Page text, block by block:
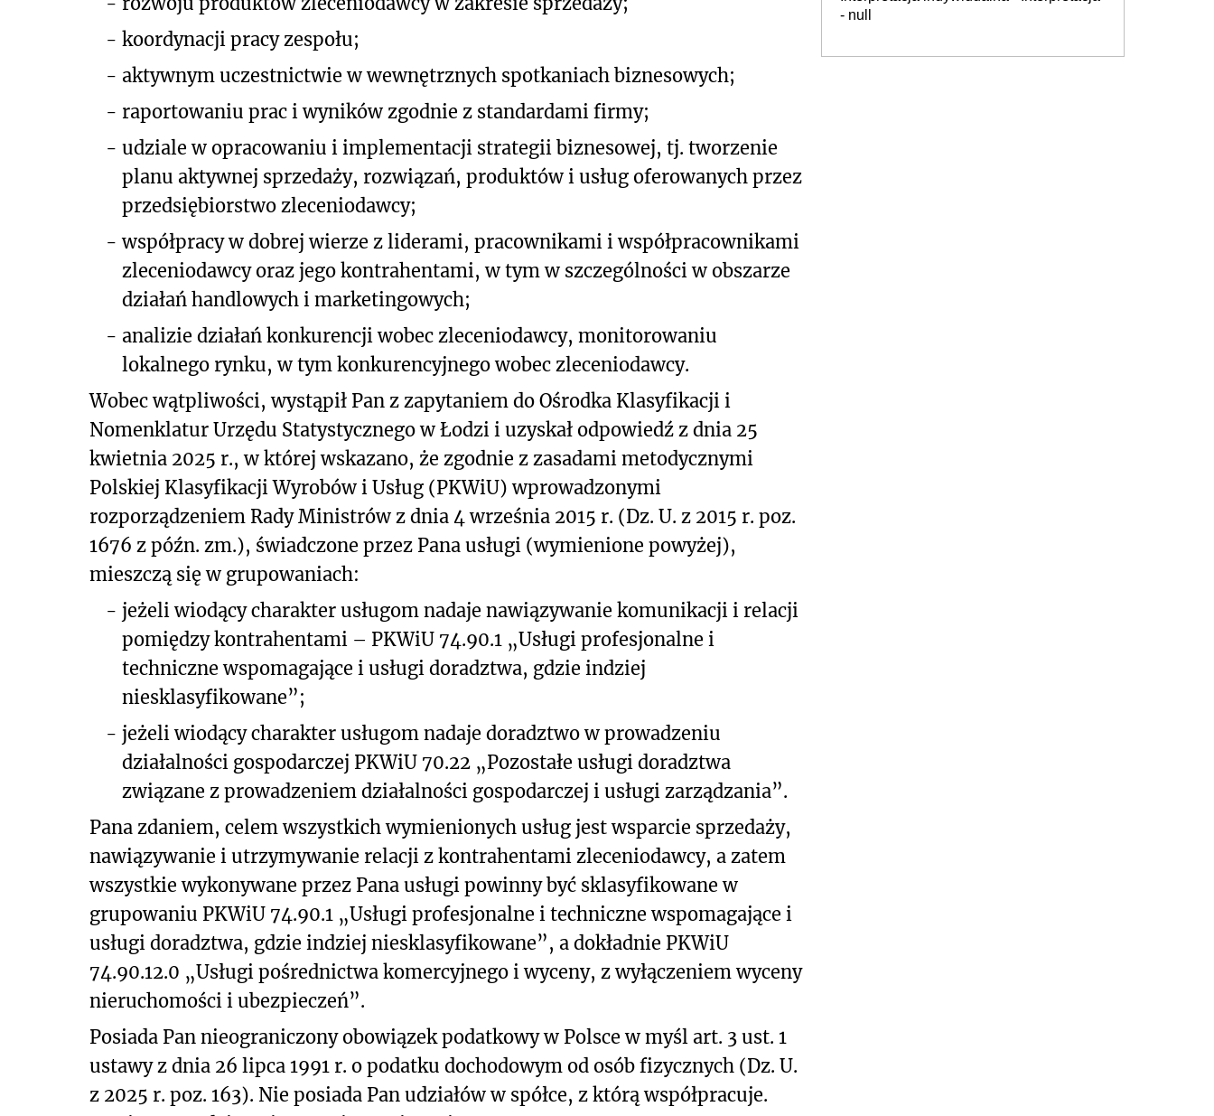
- koordynacji pracy zespołu;
- aktywnym uczestnictwie w wewnętrznych spotkaniach biznesowych;
- raportowaniu prac i wyników zgodnie z standardami firmy;
- udziale w opracowaniu i implementacji strategii biznesowej, tj. tworzenie
planu aktywnej sprzedaży, rozwiązań, produktów i usług oferowanych przez
przedsiębiorstwo zleceniodawcy;
- współpracy w dobrej wierze z liderami, pracownikami i współpracownikami
zleceniodawcy oraz jego kontrahentami, w tym w szczególności w obszarze
działań handlowych i marketingowych;
- analizie działań konkurencji wobec zleceniodawcy, monitorowaniu
lokalnego rynku, w tym konkurencyjnego wobec zleceniodawcy.
Wobec wątpliwości, wystąpił Pan z zapytaniem do Ośrodka Klasyfikacji i
Nomenklatur Urzędu Statystycznego w Łodzi i uzyskał odpowiedź z dnia 25
kwietnia 2025 r., w której wskazano, że zgodnie z zasadami metodycznymi
Polskiej Klasyfikacji Wyrobów i Usług (PKWiU) wprowadzonymi
rozporządzeniem Rady Ministrów z dnia 4 września 2015 r. (Dz. U. z 2015 r. poz.
1676 z późn. zm.), świadczone przez Pana usługi (wymienione powyżej),
mieszczą się w grupowaniach:
- jeżeli wiodący charakter usługom nadaje nawiązywanie komunikacji i relacji
pomiędzy kontrahentami – PKWiU 74.90.1 „Usługi profesjonalne i
techniczne wspomagające i usługi doradztwa, gdzie indziej
niesklasyfikowane”;
- jeżeli wiodący charakter usługom nadaje doradztwo w prowadzeniu
działalności gospodarczej PKWiU 70.22 „Pozostałe usługi doradztwa
związane z prowadzeniem działalności gospodarczej i usługi zarządzania”.
Pana zdaniem, celem wszystkich wymienionych usług jest wsparcie sprzedaży,
nawiązywanie i utrzymywanie relacji z kontrahentami zleceniodawcy, a zatem
wszystkie wykonywane przez Pana usługi powinny być sklasyfikowane w
grupowaniu PKWiU 74.90.1 „Usługi profesjonalne i techniczne wspomagające i
usługi doradztwa, gdzie indziej niesklasyfikowane”, a dokładnie PKWiU
74.90.12.0 „Usługi pośrednictwa komercyjnego i wyceny, z wyłączeniem wyceny
nieruchomości i ubezpieczeń”.
Posiada Pan nieograniczony obowiązek podatkowy w Polsce w myśl art. 3 ust. 1
ustawy z dnia 26 lipca 1991 r. o podatku dochodowym od osób fizycznych (Dz. U.
z 2025 r. poz. 163). Nie posiada Pan udziałów w spółce, z którą współpracuje.
- null